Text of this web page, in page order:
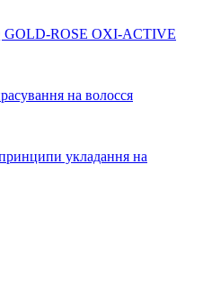
ROSE OXI-ACTIVE
на волосся
принципи укладання на